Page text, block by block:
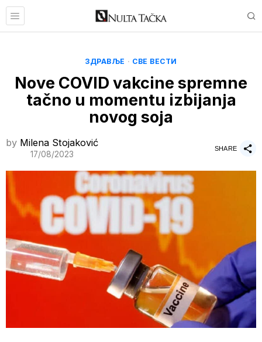
ЗДРАВЉЕ · СВЕ ВЕСТИ
Nove COVID vakcine spremne
tačno u momentu izbijanja
novog soja
by Milena Stojaković
17/08/2023
SHARE